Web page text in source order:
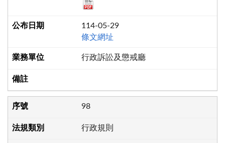
114-05-29
條文網址
行政訴訟及懲戒廳
98
行政規則